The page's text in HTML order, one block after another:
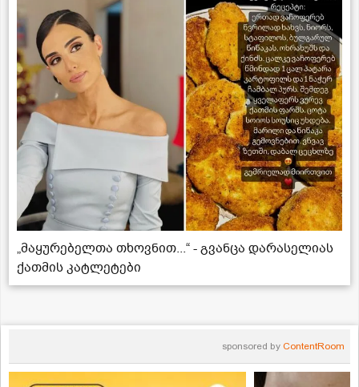
„მაყურებელთა თხოვნით...“ - გვანცა დარასელიას
ქათმის კატლეტები
sponsored by ContentRoom